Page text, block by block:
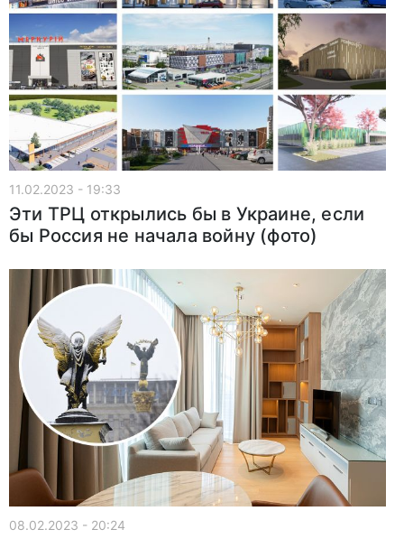
11.02.2023 - 19:33
Эти ТРЦ открылись бы в Украине, если
бы Россия не начала войну (фото)
08.02.2023 - 20:24